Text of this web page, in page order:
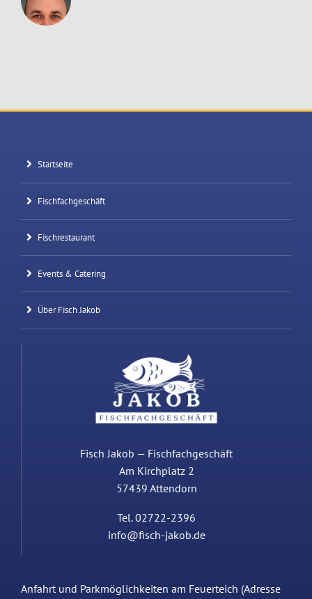
Startseite
Fischfachgeschäft
Fischrestaurant
Events & Catering
Über Fisch Jakob
Fisch Jakob — Fischfachgeschäft
Am Kirchplatz 2
57439 Attendorn
Tel. 02722-2396
info@fisch-jakob.de
Anfahrt und Parkmöglichkeiten am Feuerteich (Adresse